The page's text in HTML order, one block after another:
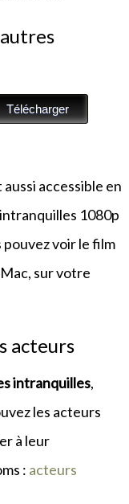
accessible en
1080p
voir le film
sur votre
acteurs
intranquilles,
les acteurs
à leur
: acteurs